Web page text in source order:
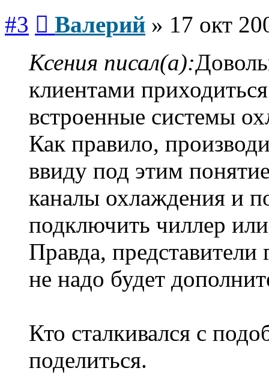
#3 Валерий » 17 окт
Ксения писал(а):
клиентами
встроенные системы
Как правило,
ввиду под этим
каналы охлаждения и
подключить чиллер
Правда, представители
не надо будет
Кто сталкивался с
поделиться.